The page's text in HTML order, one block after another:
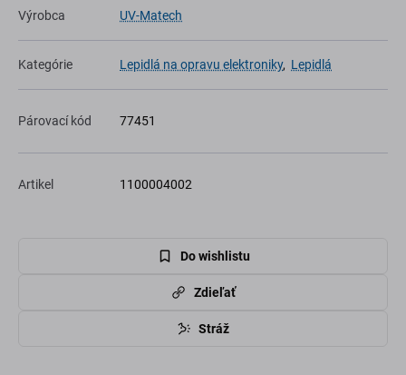
Výrobca UV-Matech
Kategórie Lepidlá na opravu elektroniky, Lepidlá
Párovací kód 77451
Artikel 1100004002
Do wishlistu
Zdieľať
Stráž